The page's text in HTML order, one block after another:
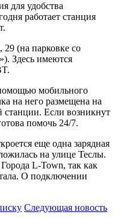
для удобства
работает станция
(на парковке со
Здесь имеются
мобильного
на него размещена на
Если возникнут
помочь 24/7.
еще одна зарядная
на улице Теслы.
L-Town, так как
О подключении
Следующая новость